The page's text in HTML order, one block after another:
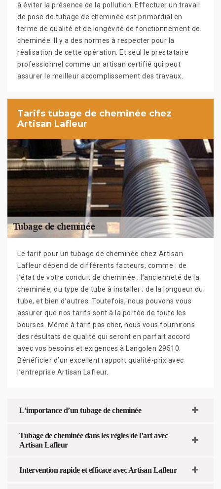
à éviter la présence de la pollution. Effectuer un travail
de pose de tubage de cheminée est primordial en
terme de qualité et de longévité de fonctionnement de
cheminée. Il y a des normes à respecter pour la
réalisation de cette opération. Et seul le prestataire
professionnel comme un artisan certifié qui peut
assurer le meilleur accomplissement des travaux.
Tarifs tubage de cheminée chez
Artisan Lafleur
Le tarif pour un tubage de cheminée chez Artisan
Lafleur dépend de différents facteurs, comme : de
l’état de votre conduit de cheminée ; l’ancienneté de la
cheminée, du type de tube à installer ; de la longueur du
tube, et bien d’autres. Toutefois, nous pouvons vous
assurer que nos tarifs sont à la portée de toute les
bourses. Même à tarif pas cher, nous vous fournirons
des résultats de qualité qui seront en parfait accord
avec vos besoins et exigences à Langolen 29510.
Bénéficier d’un excellent rapport qualité-prix avec
l’entreprise Artisan Lafleur.
L’importance d’un tubage de cheminée
Tubage de cheminée dans les règles de l’art avec
Artisan Lafleur
Intervention rapide et efficace avec Artisan Lafleur